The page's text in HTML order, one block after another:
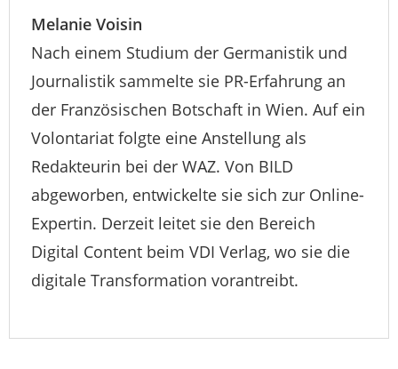
Melanie Voisin
Nach einem Studium der Germanistik und
Journalistik sammelte sie PR-Erfahrung an
der Französischen Botschaft in Wien. Auf ein
Volontariat folgte eine Anstellung als
Redakteurin bei der WAZ. Von BILD
abgeworben, entwickelte sie sich zur Online-
Expertin. Derzeit leitet sie den Bereich
Digital Content beim VDI Verlag, wo sie die
digitale Transformation vorantreibt.